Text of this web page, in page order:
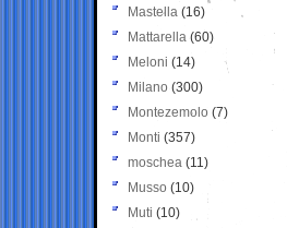
Mastella (16)
Mattarella (60)
Meloni (14)
Milano (300)
Montezemolo (7)
Monti (357)
moschea (11)
Musso (10)
Muti (10)